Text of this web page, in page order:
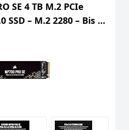
SE 4 TB M.2 PCIe
SSD – M.2 2280 – Bis zu